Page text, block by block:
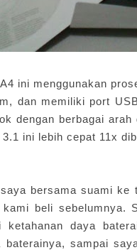
ini menggunakan
dan memiliki port
dengan berbagai
ini lebih cepat 11x
bersama suami ke
beli sebelumnya.
ketahanan daya
baterainya, sampai